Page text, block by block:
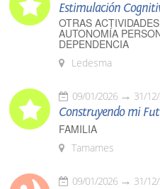
Estimulación
OTRAS
AUTONOMÍA
DEPENDENCIA
Ledesma
09/01/2026 31/
Construyendo mi
FAMILIA
Tamames
09/01/2026 31/